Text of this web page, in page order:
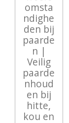
omsta
ndighe
den bij
paarde
n |
Veilig
paarde
nhoud
en bij
hitte,
kou en